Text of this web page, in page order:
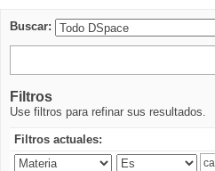
Buscar:
Filtros
Use filtros para refinar sus resultados.
Filtros actuales: